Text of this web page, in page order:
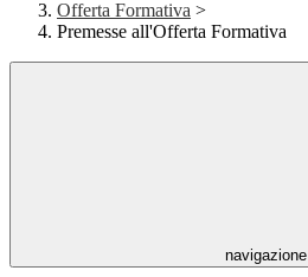
Offerta Formativa >
Premesse all'Offerta Formativa
navigazione